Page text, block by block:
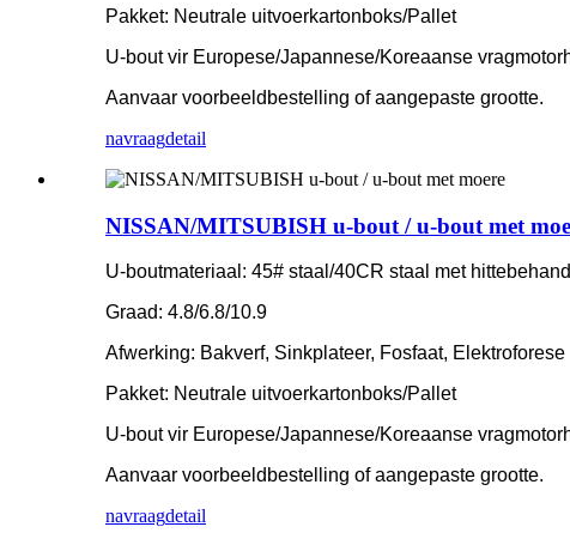
Pakket: Neutrale uitvoerkartonboks/Pallet
U-bout vir Europese/Japannese/Koreaanse
Aanvaar voorbeeldbestelling of aangepaste grootte.
navraagdetail
NISSAN/MITSUBISH u-bout / u-bout met
U-boutmateriaal: 45# staal/40CR staal met
Graad: 4.8/6.8/10.9
Afwerking: Bakverf, Sinkplateer, Fosfaat, Elektroforese
Pakket: Neutrale uitvoerkartonboks/Pallet
U-bout vir Europese/Japannese/Koreaanse
Aanvaar voorbeeldbestelling of aangepaste grootte.
navraagdetail